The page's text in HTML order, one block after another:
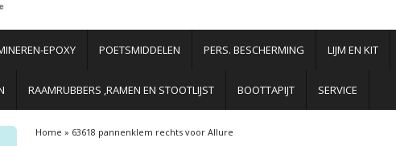
EPOXY POETSMIDDELEN PERS. BESCHERMING LIJM EN KIT
RAAMRUBBERS ,RAMEN EN STOOTLIJST BOOTTAPIJT SERVICE
Home » 63618 pannenklem rechts voor Allure